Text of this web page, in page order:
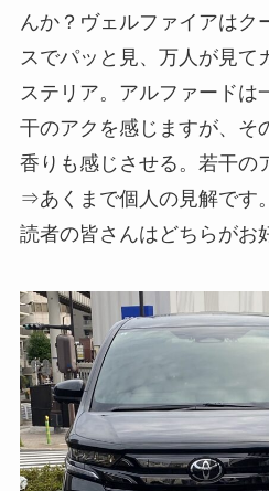
んか？ヴェルファイアはク
スでパッと見、万人が見て
ステリア。アルファードは
干のアクを感じますが、そ
香りも感じさせる。若干の
⇒あくまで個人の見解です。
読者の皆さんはどちらがお